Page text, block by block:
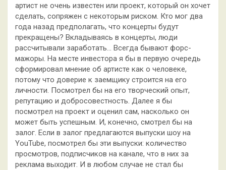
артист не очень известен или проект, который он хочет
сделать, сопряжен с некоторым риском. Кто мог два
года назад предполагать, что концерты будут
прекращены? Вкладываясь в концерты, люди
рассчитывали заработать… Всегда бывают форс-
мажоры. На месте инвестора я бы в первую очередь
сформировал мнение об артисте как о человеке,
потому что доверие к заемщику строится на его
личности. Посмотрел бы на его творческий опыт,
репутацию и добросовестность. Далее я бы
посмотрел на проект и оценил сам, насколько он
может быть успешным. И, конечно, смотрел бы на
залог. Если в залог предлагаются выпуски шоу на
YouTube, посмотрел бы эти выпуски: количество
просмотров, подписчиков на канале, что в них за
реклама выходит. И в любом случае не стал бы